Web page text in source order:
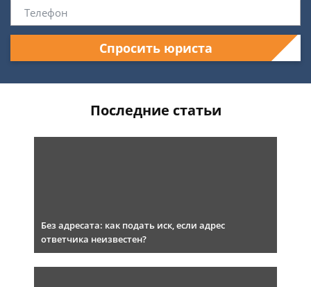
Спросить юриста
Последние статьи
Без адресата: как подать иск, если адрес
ответчика неизвестен?